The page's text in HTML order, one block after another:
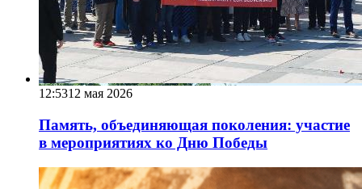
12:5312 мая 2026
Память, объединяющая поколения: участие
в мероприятиях ко Дню Победы